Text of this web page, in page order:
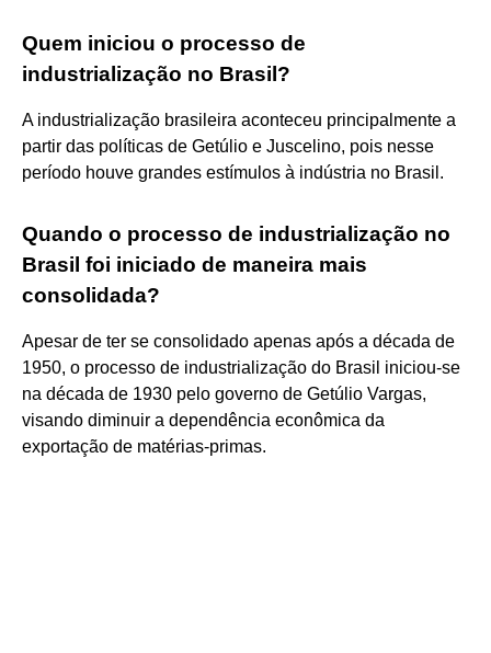
Quem iniciou o processo de
industrialização no Brasil?
A industrialização brasileira aconteceu principalmente a
partir das políticas de Getúlio e Juscelino, pois nesse
período houve grandes estímulos à indústria no Brasil.
Quando o processo de industrialização no
Brasil foi iniciado de maneira mais
consolidada?
Apesar de ter se consolidado apenas após a década de
1950, o processo de industrialização do Brasil iniciou-se
na década de 1930 pelo governo de Getúlio Vargas,
visando diminuir a dependência econômica da
exportação de matérias-primas.